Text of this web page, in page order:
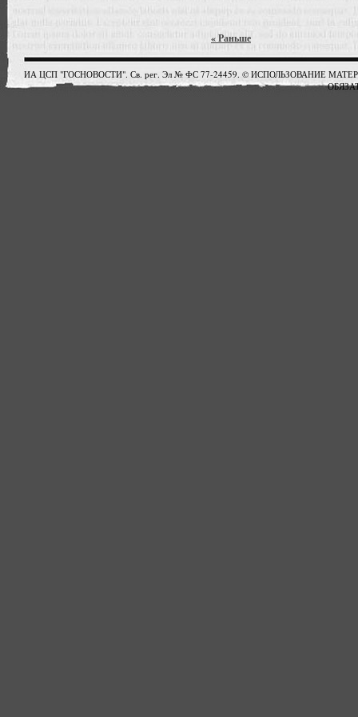
« Раньше
ИА ЦСП "ГОСНОВОСТИ". Св. рег. Эл № ФС 77-24459. © ИСПОЛЬЗОВАНИЕ